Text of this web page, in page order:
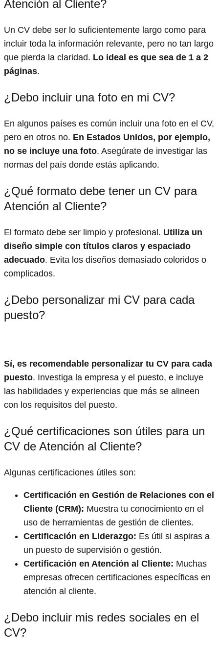
Atención al Cliente?
Un CV debe ser lo suficientemente largo como para
incluir toda la información relevante, pero no tan largo
que pierda la claridad. Lo ideal es que sea de 1 a 2
páginas.
¿Debo incluir una foto en mi CV?
En algunos países es común incluir una foto en el CV,
pero en otros no. En Estados Unidos, por ejemplo,
no se incluye una foto. Asegúrate de investigar las
normas del país donde estás aplicando.
¿Qué formato debe tener un CV para
Atención al Cliente?
El formato debe ser limpio y profesional. Utiliza un
diseño simple con títulos claros y espaciado
adecuado. Evita los diseños demasiado coloridos o
complicados.
¿Debo personalizar mi CV para cada
puesto?
Sí, es recomendable personalizar tu CV para cada
puesto. Investiga la empresa y el puesto, e incluye
las habilidades y experiencias que más se alineen
con los requisitos del puesto.
¿Qué certificaciones son útiles para un
CV de Atención al Cliente?
Algunas certificaciones útiles son:
Certificación en Gestión de Relaciones con el
Cliente (CRM): Muestra tu conocimiento en el
uso de herramientas de gestión de clientes.
Certificación en Liderazgo: Es útil si aspiras a
un puesto de supervisión o gestión.
Certificación en Atención al Cliente: Muchas
empresas ofrecen certificaciones específicas en
atención al cliente.
¿Debo incluir mis redes sociales en el
CV?